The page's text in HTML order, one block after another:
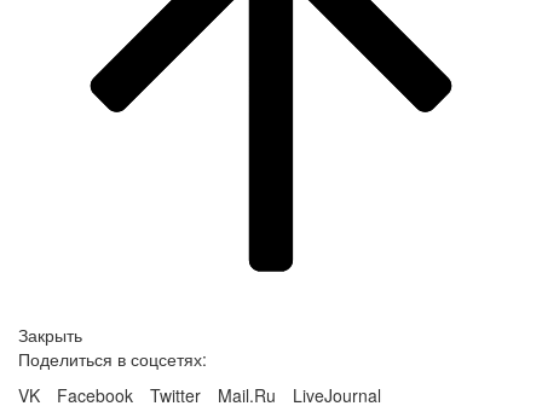
Закрыть
Поделиться в соцсетях:
VK
Facebook Twitter Mail.Ru LiveJournal